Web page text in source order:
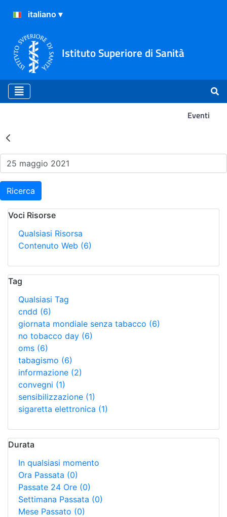
Istituto Superiore di Sanità
Eventi
Risultati della Ricerca -
Ricerca
Voci Risorse
Qualsiasi Risorsa
Contenuto Web (6)
Tag
Qualsiasi Tag
cndd (6)
giornata mondiale senza tabacco (6)
no tobacco day (6)
oms (6)
tabagismo (6)
informazione (2)
convegni (1)
sensibilizzazione (1)
sigaretta elettronica (1)
Durata
In qualsiasi momento
Ora Passata (0)
Passate 24 Ore (0)
Settimana Passata (0)
Mese Passato (0)